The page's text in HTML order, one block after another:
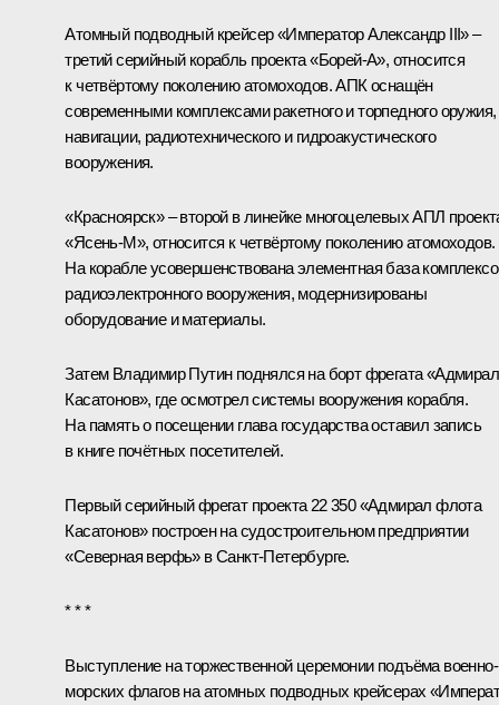
Атомный подводный крейсер «Император Александр III» –
третий серийный корабль проекта «Борей-А», относится
к четвёртому поколению атомоходов. АПК оснащён
современными комплексами ракетного и торпедного оружия,
навигации, радиотехнического и гидроакустического
вооружения.
«Красноярск» – второй в линейке многоцелевых АПЛ
«Ясень-М», относится к четвёртому поколению атомоходов.
На корабле усовершенствована элементная база
радиоэлектронного вооружения, модернизированы
оборудование и материалы.
Затем Владимир Путин поднялся на борт фрегата «Адмирал
Касатонов», где осмотрел системы вооружения корабля.
На память о посещении глава государства оставил запись
в книге почётных посетителей.
Первый серийный фрегат проекта 22 350 «Адмирал флота
Касатонов» построен на судостроительном предприятии
«Северная верфь» в Санкт-Петербурге.
* * *
Выступление на торжественной церемонии подъёма военно-
морских флагов на атомных подводных крейсерах